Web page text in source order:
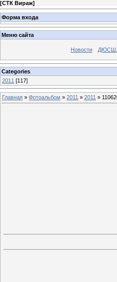
[СТК Вираж]
Форма входа
Меню сайта
Новости ДЮСШ.
Categories
2011 [117]
Главная » Фотоальбом » 2011 » 2011 »